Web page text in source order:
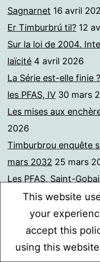
Sagnarnet 16 avril
Er Timburbrú til? 12
Sur la loi de 2004.
laïcité 4 avril 2026
La Série est-elle finie
les PFAS, IV 30 mars
Les mises aux
2026
Timburbrou enquête
mars 2032 25 mars
Les PFAS, Saint-
Demande de
mars 2026
Timburbrou enquête
mars 2032 23 mars
This website
your
accept this
using this website